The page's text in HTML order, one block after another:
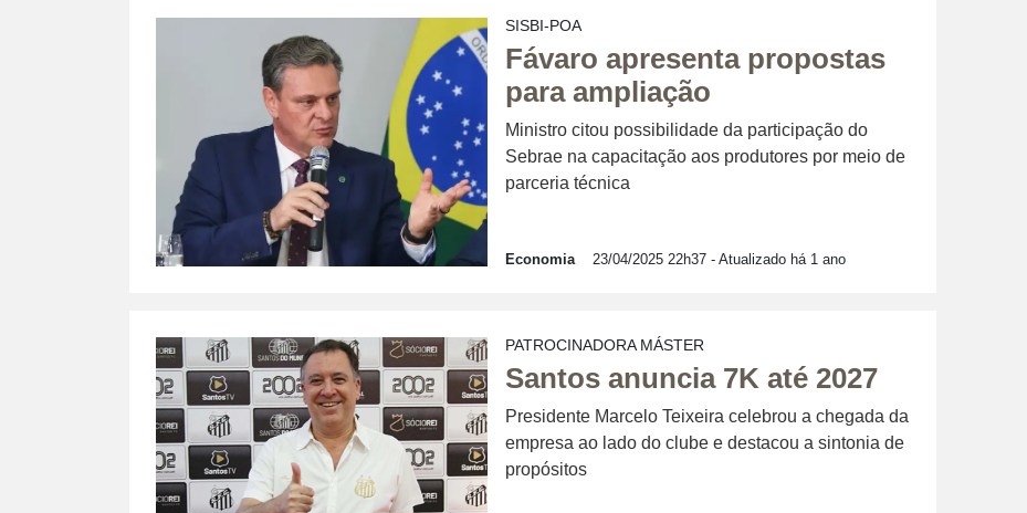
SISBI-POA
Fávaro apresenta propostas
para ampliação
Ministro citou possibilidade da participação do
Sebrae na capacitação aos produtores por meio de
parceria técnica
Economia 23/04/2025 22h37 - Atualizado há 1 ano
PATROCINADORA MÁSTER
Santos anuncia 7K até 2027
Presidente Marcelo Teixeira celebrou a chegada da
empresa ao lado do clube e destacou a sintonia de
propósitos